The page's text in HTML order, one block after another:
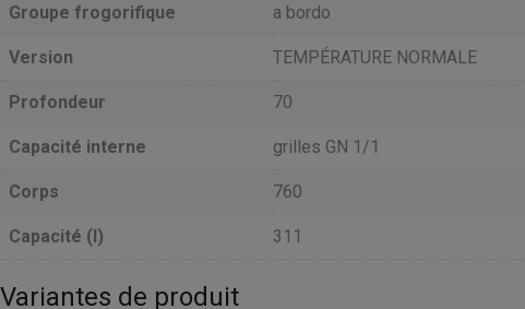
Groupe frogorifique a bordo
Version TEMPÉRATURE NORMALE
Profondeur 70
Capacité interne grilles GN 1/1
Corps 760
Capacité (l) 311
Variantes de produit